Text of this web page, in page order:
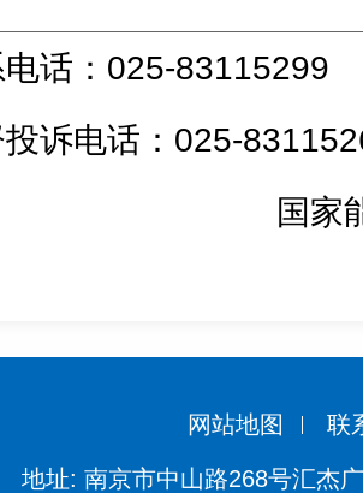
话：025-83115299
投诉电话：025-
国家
网站地图 联
地址: 南京市中山路268号汇杰